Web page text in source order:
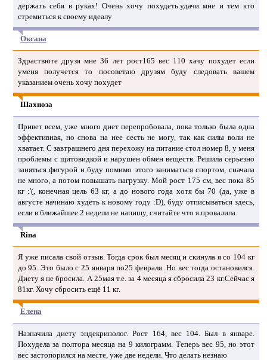
держать себя в руках! Очень хочу похудеть.удачи мне и тем кто
стремиться к своему идеалу
Оксана
Здраствюте друзя мне 36 лет рост165 вес 110 хачу похудет если
уменя получется то посоветаю друзям буду следовать вашем
указанием очень хочу похудет
Шахноза
Привет всем, уже много диет перепробовала, пока только была одна
эффективная, но снова на нее сесть не могу, так как силы воли не
хватает. С завтрашнего дня перехожу на питание стол номер 8, у меня
проблемы с щитовидкой и нарушен обмен веществ. Решила серьезно
заняться фигурой и буду помимо этого заниматься спортом, сначала
не много, а потом повышать нагрузку. Мой рост 175 см, вес пока 85
кг :'(, конечная цель 63 кг, а до нового года хотя бы 70 (да, уже в
августе начинаю худеть к новому году :D), буду отписываться здесь,
если в ближайшее 2 недели не напишу, считайте что я провалила.
Rina
Я уже писала свой отзыв. Тогда срок был месяц и скинула я со 104 кг
до 95. Это было с 25 января по25 февраля. Но вес тогда остановился.
Диету я не бросила. А 25мая т.е. за 4 месяца я сбросила 23 кг.Сейчас я
81кг. Хочу сбросить ещё 11 кг.
Елена
Назначила диету эндекринолог. Рост 164, вес 104. Был в январе.
Похудела за полтора месяца на 9 килограмм. Теперь вес 95, но этот
вес застопорился на месте, уже две недели. Что делать незнаю